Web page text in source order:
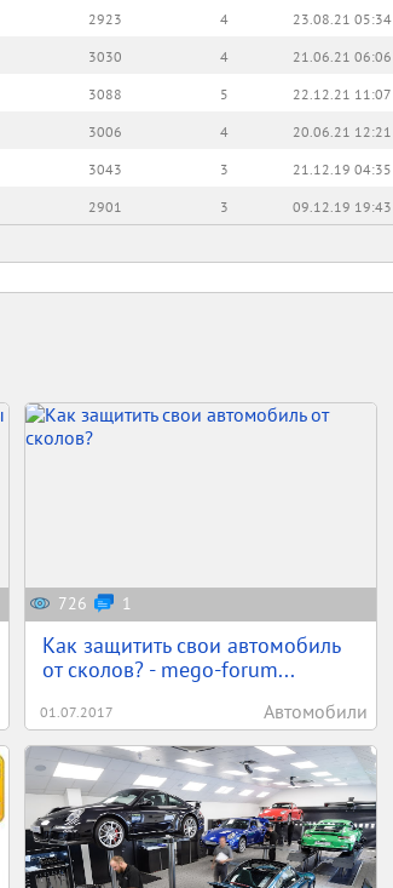
2923 4 23.08.21 05:34
3030 4 21.06.21 06:06
3088 5 22.12.21 11:07
3006 4 20.06.21 12:21
3043 3 21.12.19 04:35
2901 3 09.12.19 19:43
726 1
Как защитить свои автомобиль
от сколов? - mego-forum...
01.07.2017 Автомобили